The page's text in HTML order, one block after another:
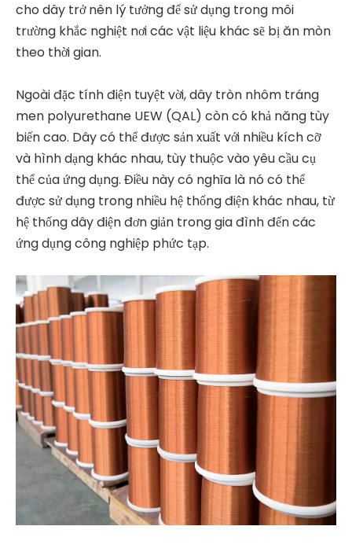
cho dây trở nên lý tưởng để sử dụng trong môi
trường khắc nghiệt nơi các vật liệu khác sẽ bị ăn mòn
theo thời gian.
Ngoài đặc tính điện tuyệt vời, dây tròn nhôm tráng
men polyurethane UEW (QAL) còn có khả năng tùy
biến cao. Dây có thể được sản xuất với nhiều kích cỡ
và hình dạng khác nhau, tùy thuộc vào yêu cầu cụ
thể của ứng dụng. Điều này có nghĩa là nó có thể
được sử dụng trong nhiều hệ thống điện khác nhau, từ
hệ thống dây điện đơn giản trong gia đình đến các
ứng dụng công nghiệp phức tạp.